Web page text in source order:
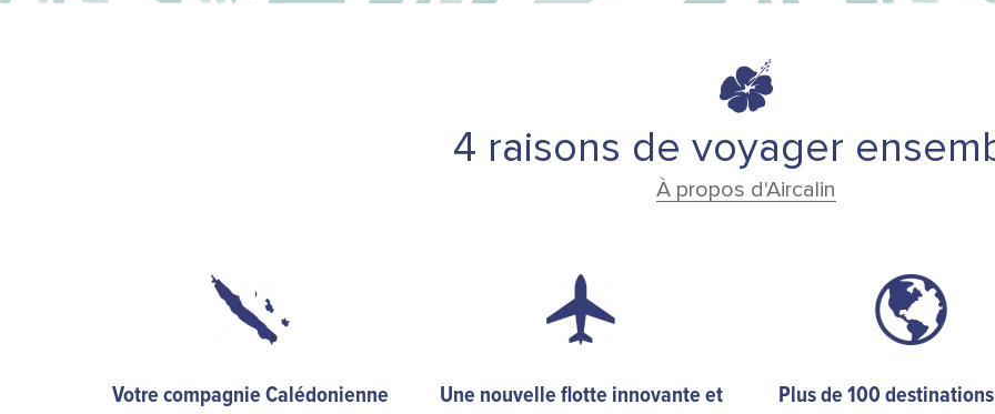
4 raisons de voyager
À propos d'Aircalin
Votre compagnie Calédonienne Une nouvelle flotte innovante et Plus de 100